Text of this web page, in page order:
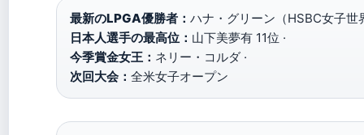
最新のLPGA優勝者： ハナ・グリーン（HSBC女子世
日本人選手の最高位： 山下美夢有 11位 ·
今季賞金女王： ネリー・コルダ ·
次回大会： 全米女子オープン